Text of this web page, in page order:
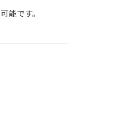
能です。